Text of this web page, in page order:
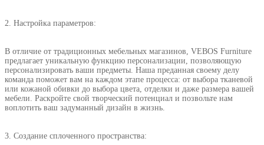
2. Настройка параметров:
В отличие от традиционных мебельных магазинов, VEBOS Furniture
предлагает уникальную функцию персонализации, позволяющую
персонализировать ваши предметы. Наша преданная своему делу
команда поможет вам на каждом этапе процесса: от выбора тканевой
или кожаной обивки до выбора цвета, отделки и даже размера вашей
мебели. Раскройте свой творческий потенциал и позвольте нам
воплотить ваш задуманный дизайн в жизнь.
3. Создание сплоченного пространства: